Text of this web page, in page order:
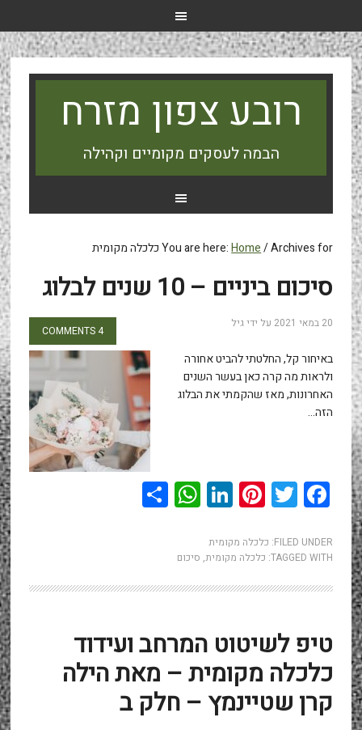
רובע צפון מזרח
הבמה לעסקים מקומיים וקהילה
You are here:Home/Archives for כלכלה מקומית
סיכום ביניים – 10 שנים לבלוג
20 במאי 2021 על ידיגיל
4 COMMENTS
באיחור קל, החלטתי להביט אחורה
ולראות מה קרה כאן בעשר השנים
האחרונות, מאז שהקמתי את הבלוג
הזה…
Facebook
Twitter
Pinterest
LinkedIn
WhatsApp
Share
FILED UNDER: כלכלה מקומית
TAGGED WITH: כלכלה מקומית, סיכום
טיפ לשיטוט המרחב ועידוד
כלכלה מקומית – מאת הילה
קרן שטיינמץ – חלק ב